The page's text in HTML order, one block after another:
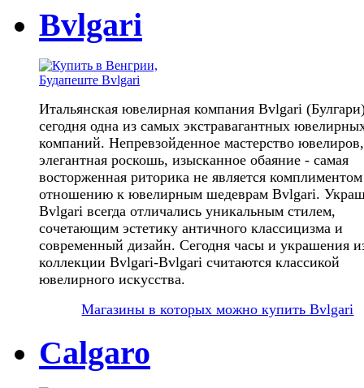
Bvlgari
Итальянская ювелирная компания Bvlgari
сегодня одна из самых экстравагантных
компаний. Непревзойденное мастерство ювелиров,
элегантная роскошь, изысканное обаяние - самая
восторженная риторика не является
отношению к ювелирным шедеврам Bvlgari.
Bvlgari всегда отличались уникальным стилем,
сочетающим эстетику античного классицизма и
современный дизайн. Сегодня часы и украшения
коллекции Bvlgari-Bvlgari считаются классикой
ювелирного искусства.
Магазины в которых можно купить Bvlgari
Calgaro